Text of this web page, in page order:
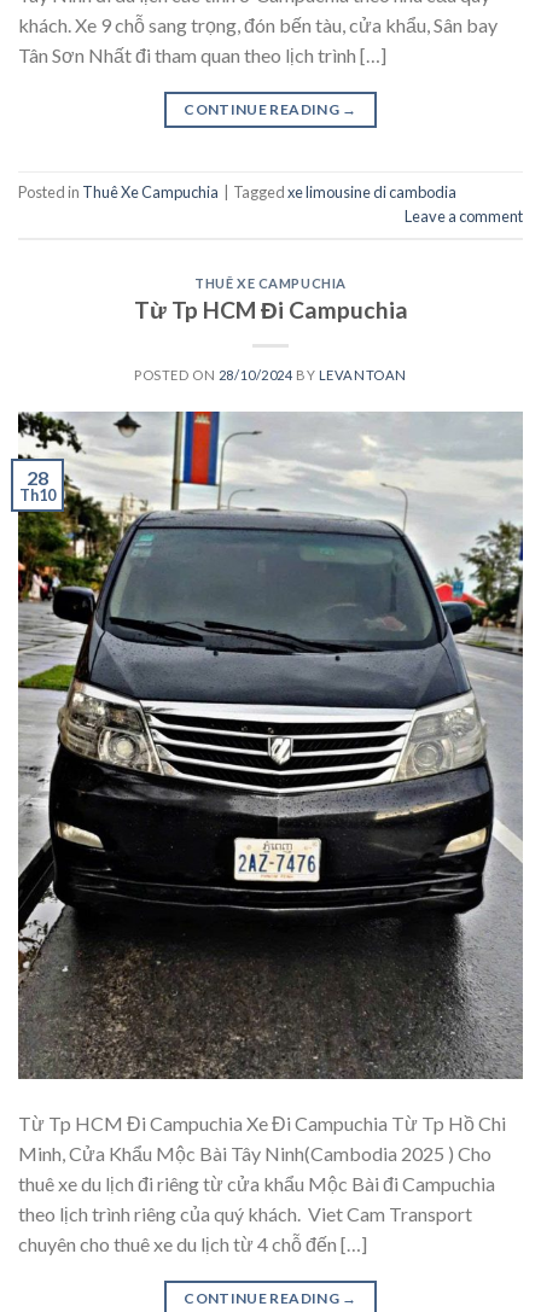
khách. Xe 9 chỗ sang trọng, đón bến tàu, cửa khẩu, Sân bay
Tân Sơn Nhất đi tham quan theo lịch trình […]
CONTINUE READING →
Posted in Thuê Xe Campuchia Taggedxe limousine di cambodia
Leave a comment
THUÊ XE CAMPUCHIA
Từ Tp HCM Đi Campuchia
POSTED ON 28/10/2024 BY LEVANTOAN
28
Th10
Từ Tp HCM Đi Campuchia Xe Đi Campuchia Từ Tp Hồ Chi
Minh, Cửa Khẩu Mộc Bài Tây Ninh(Cambodia 2025 ) Cho
thuê xe du lịch đi riêng từ cửa khẩu Mộc Bài đi Campuchia
theo lịch trình riêng của quý khách. Viet Cam Transport
chuyên cho thuê xe du lịch từ 4 chỗ đến […]
CONTINUE READING →